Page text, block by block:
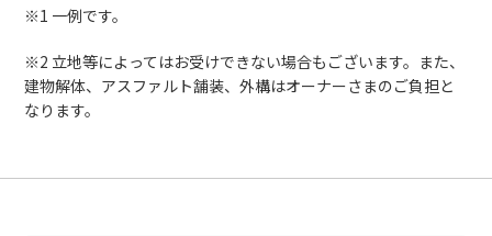
※1 一例です。
※2 立地等によってはお受けできない場合もございます。また、
建物解体、アスファルト舗装、外構はオーナーさまのご負担と
なります。